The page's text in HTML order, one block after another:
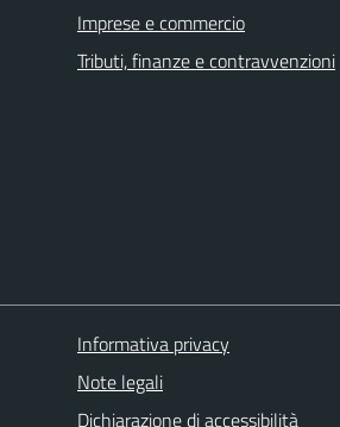
Imprese e commercio
Tributi, finanze e contravvenzioni
Informativa privacy
Note legali
Dichiarazione di accessibilità